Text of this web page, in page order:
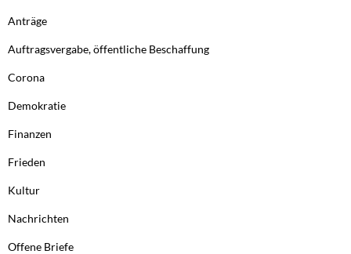
Anträge
Auftragsvergabe, öffentliche Beschaffung
Corona
Demokratie
Finanzen
Frieden
Kultur
Nachrichten
Offene Briefe